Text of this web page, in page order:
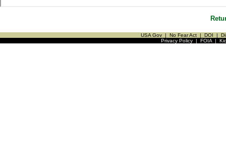
USA Gov | No Fear Act | DOI |
Privacy Policy| FOIA|